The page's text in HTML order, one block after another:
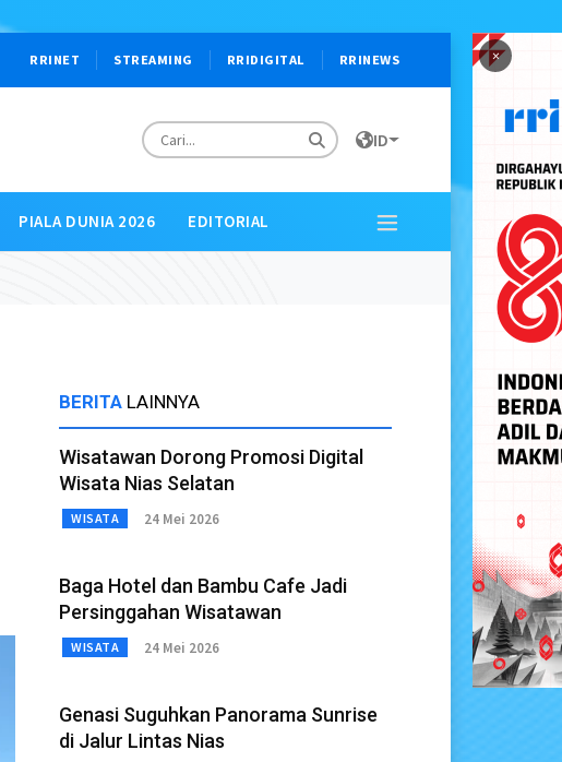
×
RRINET STREAMING RRIDIGITAL RRINEWS
ID
PIALA DUNIA 2026 EDITORIAL
BERITA LAINNYA
Wisatawan Dorong Promosi Digital
Wisata Nias Selatan
WISATA 24 Mei 2026
Baga Hotel dan Bambu Cafe Jadi
Persinggahan Wisatawan
WISATA 24 Mei 2026
Genasi Suguhkan Panorama Sunrise
di Jalur Lintas Nias